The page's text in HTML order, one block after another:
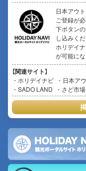
日本アウ
ご登録が
下ボタンの
し込みく
ホリデイ
が可能に
【関連サイト】
ホリデイナビ 日本ア
SADO LAND
さど市場